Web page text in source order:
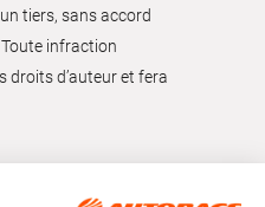
tiers, sans accord
infraction
droits d’auteur et fera